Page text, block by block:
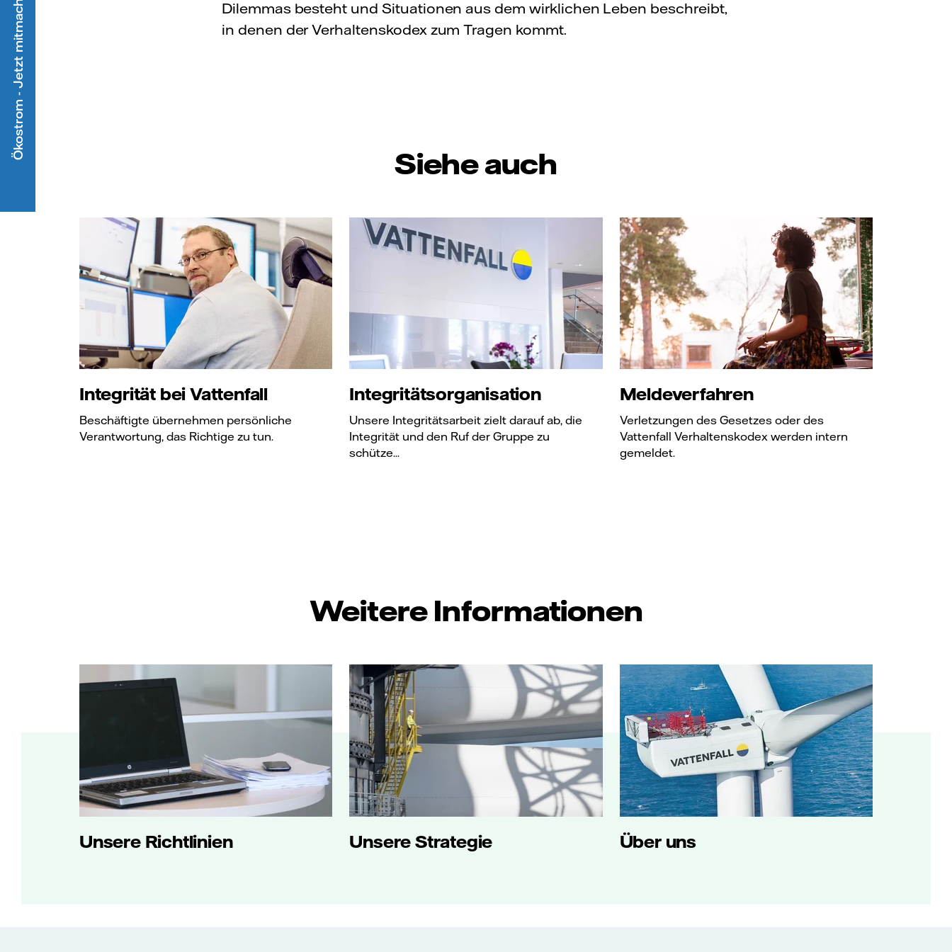
Dilemmas besteht und Situationen aus dem wirklichen Leben beschreibt,
in denen der Verhaltenskodex zum Tragen kommt.
Siehe auch
Integrität bei Vattenfall
Beschäftigte übernehmen persönliche
Verantwortung, das Richtige zu tun.
Integritätsorganisation
Unsere Integritätsarbeit zielt darauf ab, die
Integrität und den Ruf der Gruppe zu
schütze...
Meldeverfahren
Verletzungen des Gesetzes oder des
Vattenfall Verhaltenskodex werden intern
gemeldet.
Weitere Informationen
Unsere Richtlinien Unsere Strategie Über uns
Ökostrom - Jetzt mitmachen